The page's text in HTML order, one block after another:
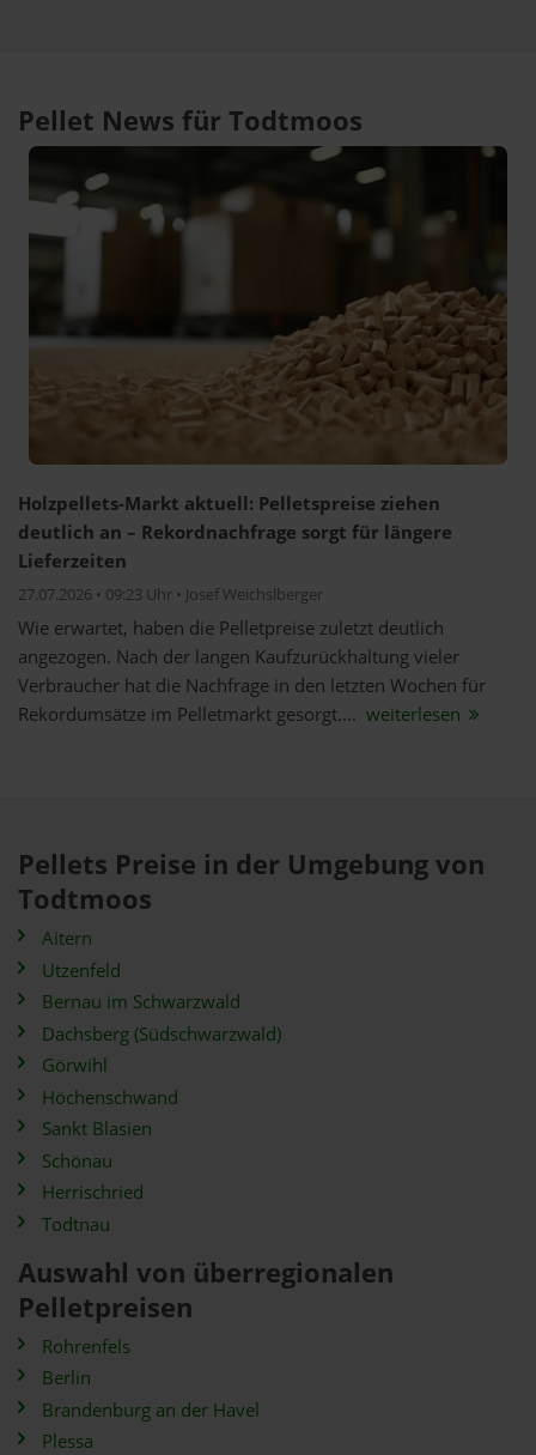
Pellet News für Todtmoos
Holzpellets-Markt aktuell: Pelletspreise ziehen
deutlich an – Rekordnachfrage sorgt für längere
Lieferzeiten
27.07.2026 • 09:23 Uhr • Josef Weichslberger
Wie erwartet, haben die Pelletpreise zuletzt deutlich
angezogen. Nach der langen Kaufzurückhaltung vieler
Verbraucher hat die Nachfrage in den letzten Wochen für
Rekordumsätze im Pelletmarkt gesorgt.... weiterlesen
Pellets Preise in der Umgebung von
Todtmoos
Aitern
Utzenfeld
Bernau im Schwarzwald
Dachsberg (Südschwarzwald)
Görwihl
Höchenschwand
Sankt Blasien
Schönau
Herrischried
Todtnau
Auswahl von überregionalen
Pelletpreisen
Rohrenfels
Berlin
Brandenburg an der Havel
Plessa